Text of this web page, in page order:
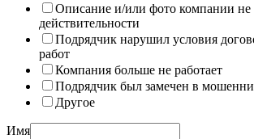
Описание и/или фото компании не
действительности
Подрядчик нарушил условия
работ
Компания больше не работает
Подрядчик был замечен в
Другое
Имя